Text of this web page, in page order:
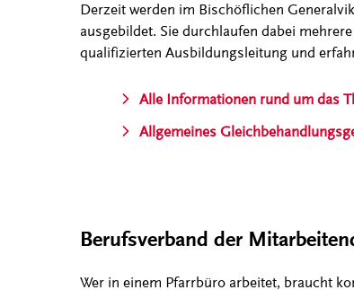
Derzeit werden im Bischöflichen
ausgebildet. Sie durchlaufen dabei
qualifizierten Ausbildungsleitung und
Alle Informationen rund um das
Allgemeines
Berufsverband der
Wer in einem Pfarrbüro arbeitet, braucht